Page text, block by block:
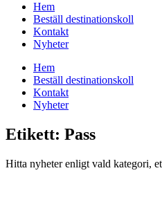
Hem
Beställ destinationskoll
Kontakt
Nyheter
Hem
Beställ destinationskoll
Kontakt
Nyheter
Etikett: Pass
Hitta nyheter enligt vald kategori,